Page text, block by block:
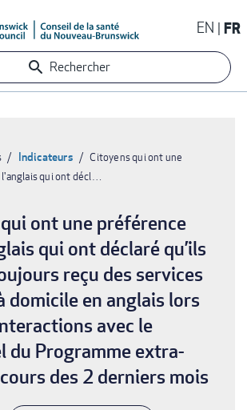
EN FR
Rechercher
Indicateurs
Citoyens qui ont une
qui ont décl…
ont une préférence
qui ont déclaré qu’ils
reçu des services
domicile en anglais lors
avec le
du Programme extra-
des 2 derniers mois